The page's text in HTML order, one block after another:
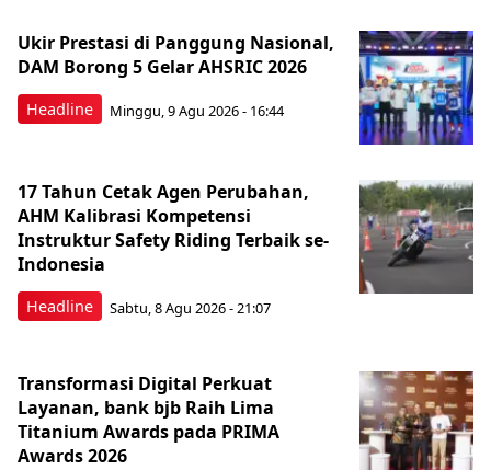
Headline
Ukir Prestasi di Panggung Nasional,
DAM Borong 5 Gelar AHSRIC 2026
Minggu, 9 Agu 2026 - 16:44
Headline
17 Tahun Cetak Agen Perubahan,
AHM Kalibrasi Kompetensi
Instruktur Safety Riding Terbaik se-
Indonesia
Sabtu, 8 Agu 2026 - 21:07
Transformasi Digital Perkuat
Layanan, bank bjb Raih Lima
Titanium Awards pada PRIMA
Awards 2026